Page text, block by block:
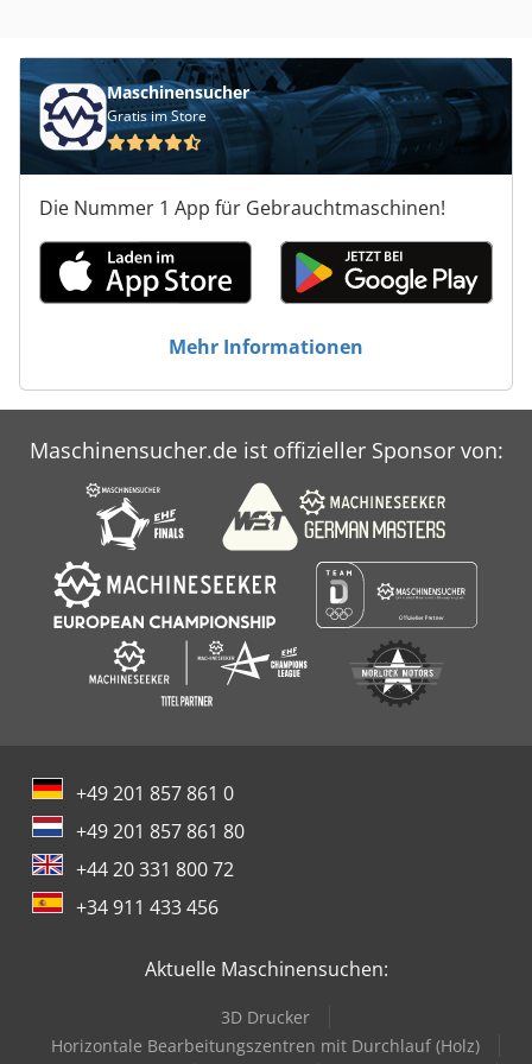
Maschinensucher
Gratis im Store
Die Nummer 1 App für Gebrauchtmaschinen!
Mehr Informationen
Maschinensucher.de ist offizieller Sponsor von:
+49 201 857 861 0
+49 201 857 861 80
+44 20 331 800 72
+34 911 433 456
Aktuelle Maschinensuchen:
3D Drucker
Horizontale Bearbeitungszentren mit Durchlauf (Holz)